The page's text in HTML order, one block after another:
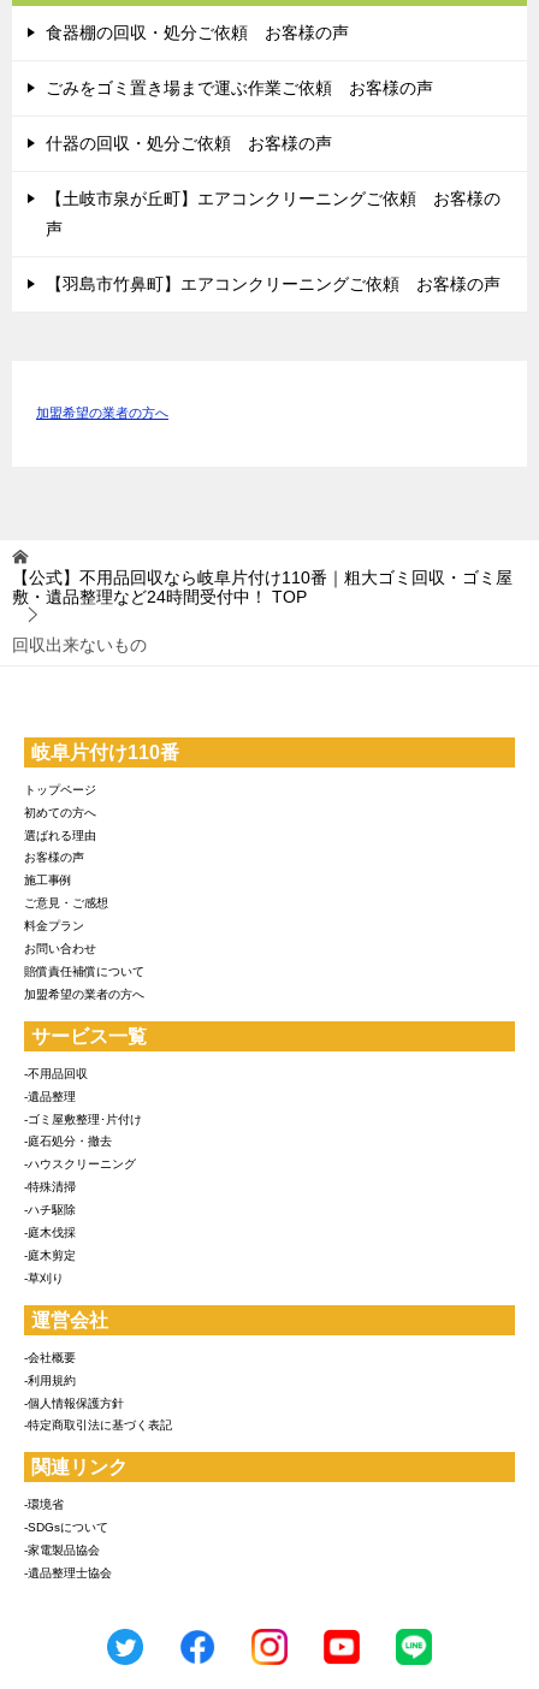
食器棚の回収・処分ご依頼 お客様の声
ごみをゴミ置き場まで運ぶ作業ご依頼 お客様の声
什器の回収・処分ご依頼 お客様の声
【土岐市泉が丘町】エアコンクリーニングご依頼 お客様の
声
【羽島市竹鼻町】エアコンクリーニングご依頼 お客様の声
加盟希望の業者の方へ
【公式】不用品回収なら岐阜片付け110番｜粗大ゴミ回収・ゴミ屋
敷・遺品整理など24時間受付中！
TOP
回収出来ないもの
岐阜片付け110番
トップページ
初めての方へ
選ばれる理由
お客様の声
施工事例
ご意見・ご感想
料金プラン
お問い合わせ
賠償責任補償について
加盟希望の業者の方へ
サービス一覧
-不用品回収
-遺品整理
-ゴミ屋敷整理･片付け
-庭石処分・撤去
-ハウスクリーニング
-特殊清掃
-ハチ駆除
-庭木伐採
-庭木剪定
-草刈り
運営会社
-会社概要
-利用規約
-個人情報保護方針
-特定商取引法に基づく表記
関連リンク
-環境省
-SDGsについて
-家電製品協会
-遺品整理士協会